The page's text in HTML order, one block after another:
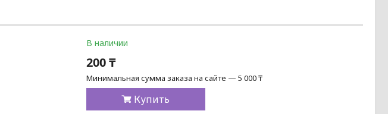
В наличии
200 ₸
Минимальная сумма заказа на сайте — 5 000 ₸
Купить